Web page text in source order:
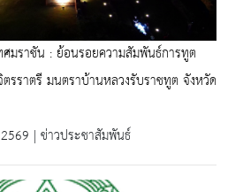
มราชัน : ย้อนรอยความสัมพันธ์การทูต
ตรราตรี มนตราบ้านหลวงรับราชทูต จังหวัด
| ข่าวประชาสัมพันธ์